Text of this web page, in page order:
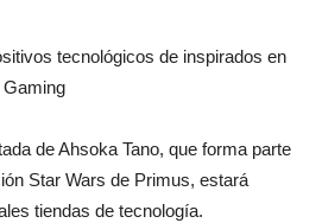
tecnológicos de inspirados en
de Ahsoka Tano, que forma parte
Star Wars de Primus, estará
tiendas de tecnología.